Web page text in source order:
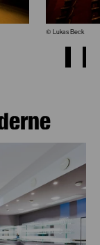
© Lukas Beck